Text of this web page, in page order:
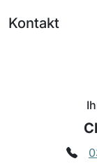
Kontakt